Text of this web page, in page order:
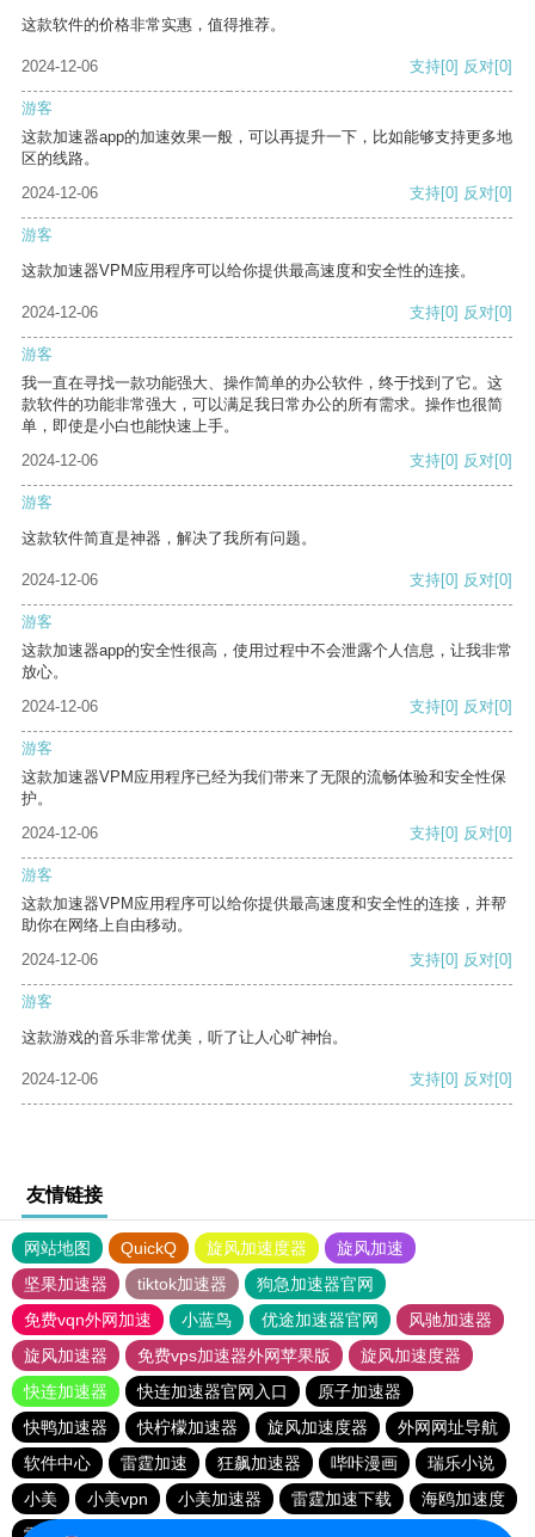
这款软件的价格非常实惠，值得推荐。
2024-12-06 支持[0] 反对[0]
游客
这款加速器app的加速效果一般，可以再提升一下，比如能够支持更多地
区的线路。
2024-12-06
支持[0] 反对[0]
游客
这款加速器VPM应用程序可以给你提供最高速度和安全性的连接。
2024-12-06 支持[0] 反对[0]
游客
我一直在寻找一款功能强大、操作简单的办公软件，终于找到了它。这
款软件的功能非常强大，可以满足我日常办公的所有需求。操作也很简
单，即使是小白也能快速上手。
2024-12-06
支持[0] 反对[0]
游客
这款软件简直是神器，解决了我所有问题。
2024-12-06 支持[0] 反对[0]
游客
这款加速器app的安全性很高，使用过程中不会泄露个人信息，让我非常
放心。
2024-12-06
支持[0] 反对[0]
游客
这款加速器VPM应用程序已经为我们带来了无限的流畅体验和安全性保
护。
2024-12-06
支持[0] 反对[0]
游客
这款加速器VPM应用程序可以给你提供最高速度和安全性的连接，并帮
助你在网络上自由移动。
2024-12-06
支持[0] 反对[0]
游客
这款游戏的音乐非常优美，听了让人心旷神怡。
2024-12-06 支持[0] 反对[0]
友情链接
网站地图 QuickQ 旋风加速度器
旋风加速
坚果加速器
tiktok加速器
狗急加速器官网
免费vqn外网加速
小蓝鸟 优途加速器官网
风驰加速器
旋风加速器
免费vps加速器外网苹果版
旋风加速度器
快连加速器
快连加速器官网入口
原子加速器
快鸭加速器
快柠檬加速器 旋风加速度器
外网网址导航
软件中心
雷霆加速 狂飙加速器 哔咔漫画
瑞乐小说
小美
小美vpn 小美加速器 雷霆加速下载
海鸥加速度